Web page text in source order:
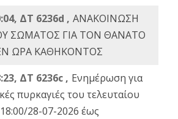
ΔΤ 6236d , ΑΝΑΚΟΙΝΩΣΗ
ΣΩΜΑΤΟΣ ΓΙΑ ΤΟΝ ΘΑΝΑΤΟ
ΩΡΑ ΚΑΘΗΚΟΝΤΟΣ
ΔΤ 6236c , Ενημέρωση για
πυρκαγιές του τελευταίου
28-07-2026 έως